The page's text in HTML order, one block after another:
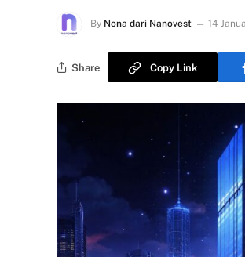
By Nona dari Nanovest 14
Share Copy Link